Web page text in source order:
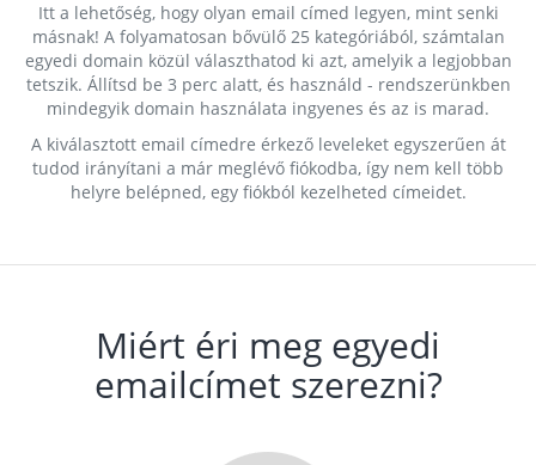
Itt a lehetőség, hogy olyan email címed legyen, mint senki
másnak! A folyamatosan bővülő 25 kategóriából, számtalan
egyedi domain közül választhatod ki azt, amelyik a legjobban
tetszik. Állítsd be 3 perc alatt, és használd - rendszerünkben
mindegyik domain használata ingyenes és az is marad.
A kiválasztott email címedre érkező leveleket egyszerűen át
tudod irányítani a már meglévő fiókodba, így nem kell több
helyre belépned, egy fiókból kezelheted címeidet.
Miért éri meg egyedi
emailcímet szerezni?